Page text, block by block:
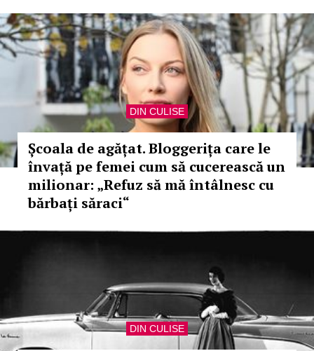
DIN CULISE
Școala de agățat. Bloggerița care le
învață pe femei cum să cucerească un
milionar: „Refuz să mă întâlnesc cu
bărbați săraci“
DIN CULISE